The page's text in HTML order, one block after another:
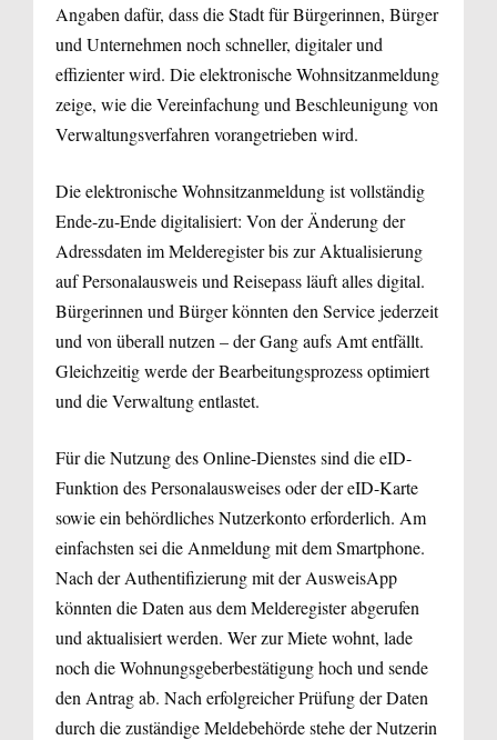
Angaben dafür, dass die Stadt für Bürgerinnen, Bürger
und Unternehmen noch schneller, digitaler und
effizienter wird. Die elektronische Wohnsitzanmeldung
zeige, wie die Vereinfachung und Beschleunigung von
Verwaltungsverfahren vorangetrieben wird.
Die elektronische Wohnsitzanmeldung ist vollständig
Ende-zu-Ende digitalisiert: Von der Änderung der
Adressdaten im Melderegister bis zur Aktualisierung
auf Personalausweis und Reisepass läuft alles digital.
Bürgerinnen und Bürger könnten den Service jederzeit
und von überall nutzen – der Gang aufs Amt entfällt.
Gleichzeitig werde der Bearbeitungsprozess optimiert
und die Verwaltung entlastet.
Für die Nutzung des Online-Dienstes sind die eID-
Funktion des Personalausweises oder der eID-Karte
sowie ein behördliches Nutzerkonto erforderlich. Am
einfachsten sei die Anmeldung mit dem Smartphone.
Nach der Authentifizierung mit der AusweisApp
könnten die Daten aus dem Melderegister abgerufen
und aktualisiert werden. Wer zur Miete wohnt, lade
noch die Wohnungsgeberbestätigung hoch und sende
den Antrag ab. Nach erfolgreicher Prüfung der Daten
durch die zuständige Meldebehörde stehe der Nutzerin